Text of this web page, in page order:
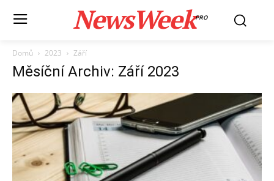
NewsWeekPRO
Domů 2023 Září
Měsíční Archiv: Září 2023